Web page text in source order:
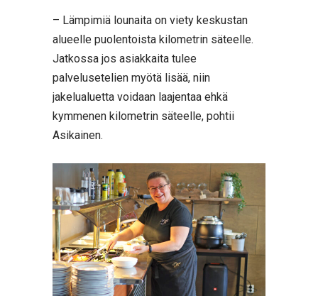
– Lämpimiä lounaita on viety keskustan
alueelle puolentoista kilometrin säteelle.
Jatkossa jos asiakkaita tulee
palvelusetelien myötä lisää, niin
jakelualuetta voidaan laajentaa ehkä
kymmenen kilometrin säteelle, pohtii
Asikainen.